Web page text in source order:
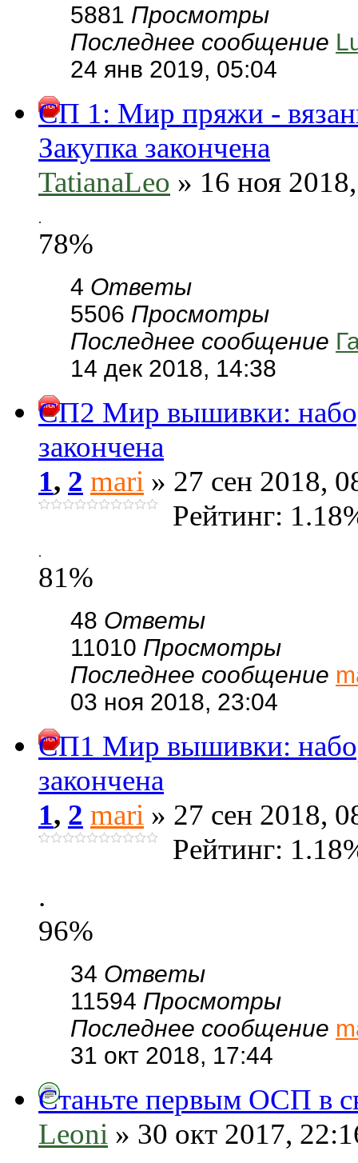
5881 Просмотры
Последнее сообщение
24 янв 2019, 05:04
СП 1: Мир пряжи -
Закупка закончена
TatianaLeo » 16 ноя
.
78%
4 Ответы
5506 Просмотры
Последнее сообщение
14 дек 2018, 14:38
СП2 Мир вышивки:
закончена
1, 2 mari » 27 сен 2018,
Рейтинг:
.
81%
48 Ответы
11010 Просмотры
Последнее сообщение
03 ноя 2018, 23:04
СП1 Мир вышивки:
закончена
1, 2 mari » 27 сен 2018,
Рейтинг:
.
96%
34 Ответы
11594 Просмотры
Последнее сообщение
31 окт 2018, 17:44
Станьте первым ОСП в
Leoni » 30 окт 2017,